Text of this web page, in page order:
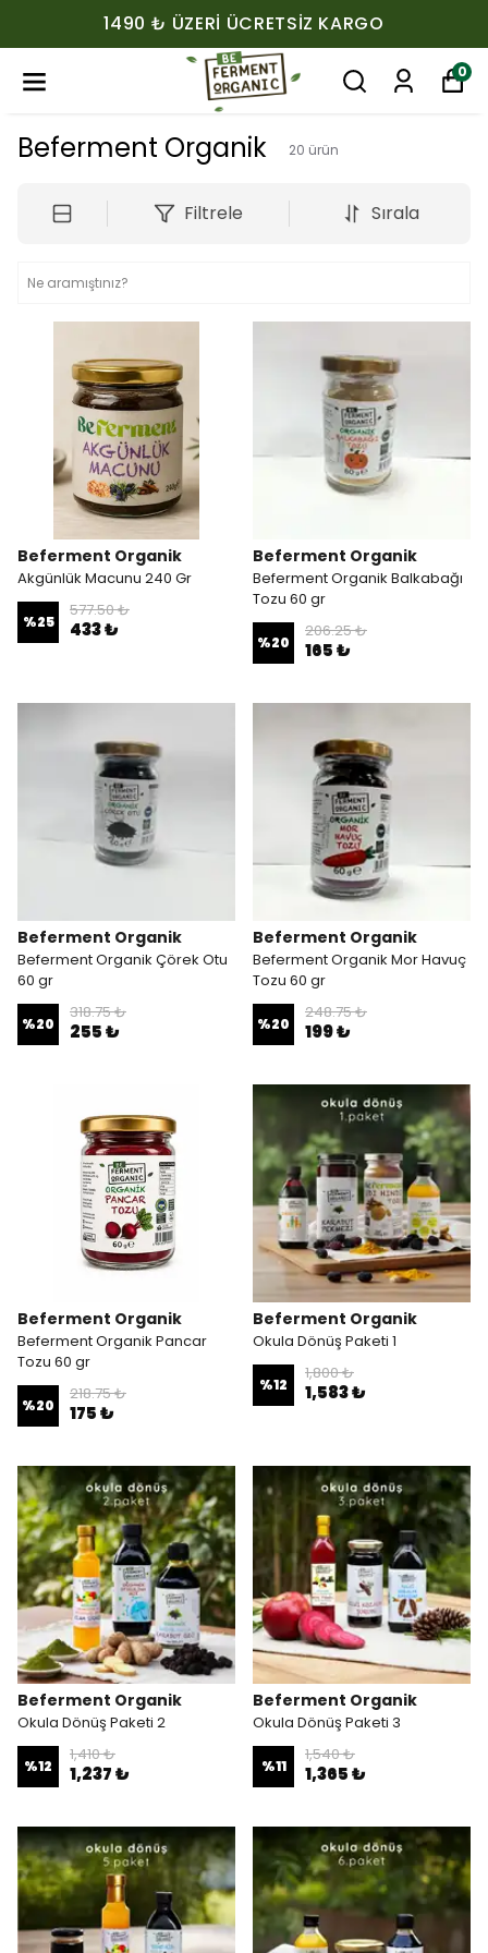
1490 ₺ ÜZERI ÜCRETSIZ KARGO
0
Beferment Organik 20 ürün
Filtrele Sırala
Beferment Organik
Akgünlük Macunu 240 Gr
%25
577.50 ₺
433 ₺
Beferment Organik
Beferment Organik Balkabağı
Tozu 60 gr
%20
206.25 ₺
165 ₺
Beferment Organik
Beferment Organik Çörek Otu
60 gr
%20
318.75 ₺
255 ₺
Beferment Organik
Beferment Organik Mor Havuç
Tozu 60 gr
%20
248.75 ₺
199 ₺
Beferment Organik
Beferment Organik Pancar
Tozu 60 gr
%20
218.75 ₺
175 ₺
Beferment Organik
Okula Dönüş Paketi 1
%12
1,800 ₺
1,583 ₺
Beferment Organik
Okula Dönüş Paketi 2
%12
1,410 ₺
1,237 ₺
Beferment Organik
Okula Dönüş Paketi 3
%11
1,540 ₺
1,365 ₺